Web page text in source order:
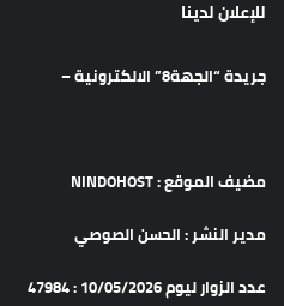
للإعلان لدينا
جريدة “الجهة8” الالكترونية –
مضيف الموقع : NINDOHOST
مدير النشر : الحسن الصوصي
عدد الزوار ليوم 10/05/2026 : 47984